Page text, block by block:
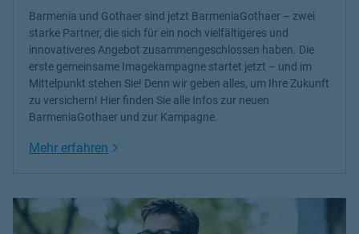
Barmenia und Gothaer sind jetzt BarmeniaGothaer – zwei
starke Partner, die sich für ein noch vielfältigeres und
innovativeres Angebot zusammengeschlossen haben. Die
erste gemeinsame Imagekampagne startet jetzt – und im
Mittelpunkt stehen Sie! Denn wir geben alles, um Ihre Zukunft
zu versichern! Hier finden Sie alle Infos zur neuen
BarmeniaGothaer und zur Kampagne.
Mehr erfahren Link Opens in New Tab